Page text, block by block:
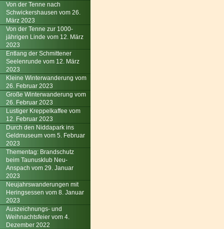
Von der Tenne nach
Schwickershausen vom 26.
März 2023
Von der Tenne zur 1000-
jährigen Linde vom 12. März
2023
Entlang der Schmittener
Seelenrunde vom 12. März
2023
Kleine Winterwanderung vom
26. Februar 2023
Große Winterwanderung vom
26. Februar 2023
Lustiger Kreppelkaffee vom
12. Februar 2023
Durch den Niddapark ins
Geldmuseum vom 5. Februar
2023
Thementag: Brandschutz
beim Taunusklub Neu-
Anspach vom 29. Januar
2023
Neujahrswanderungen mit
Heringsessen vom 8. Januar
2023
Auszeichnungs- und
Weihnachtsfeier vom 4.
Dezember 2022